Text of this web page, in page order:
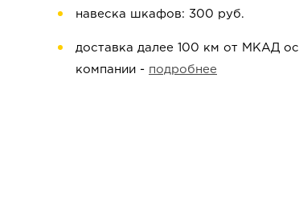
навеска шкафов: 300 руб.
доставка далее 100 км от МКАД
компании - подробнее